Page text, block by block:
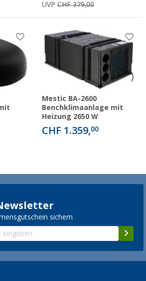
UVP CHF 379,00
Mestic BA-2600
Benchklimaanlage mit
Heizung 2650 W
CHF 1.359,00
sichern